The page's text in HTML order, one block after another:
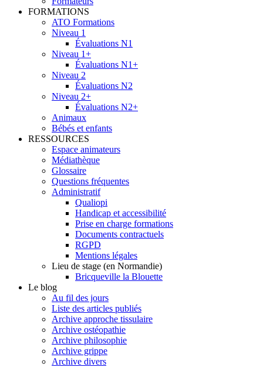
FORMATIONS
ATO Formations
Niveau 1
Évaluations N1
Niveau 1+
Évaluations N1+
Niveau 2
Évaluations N2
Niveau 2+
Évaluations N2+
Animaux
Bébés et enfants
RESSOURCES
Espace animateurs
Médiathèque
Glossaire
Questions fréquentes
Administratif
Qualiopi
Handicap et accessibilité
Prise en charge formations
Documents contractuels
RGPD
Mentions légales
Lieu de stage (en Normandie)
Bricqueville la Blouette
Le blog
Au fil des jours
Liste des articles publiés
Archive approche tissulaire
Archive ostéopathie
Archive philosophie
Archive grippe
Archive divers